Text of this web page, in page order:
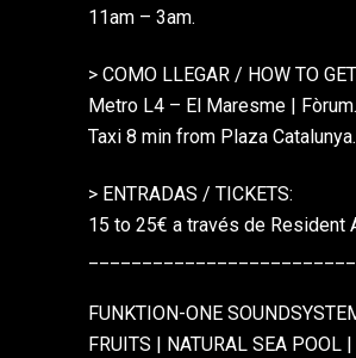
11am – 3am.
> COMO LLEGAR / HOW TO
Metro L4 – El Maresme | Fòrum.
Taxi 8 min from Plaza Catalunya.
> ENTRADAS / TICKETS:
15 to 25€ a través de Resident
FUNKTION-ONE
FRUITS | NATURAL SEA POOL